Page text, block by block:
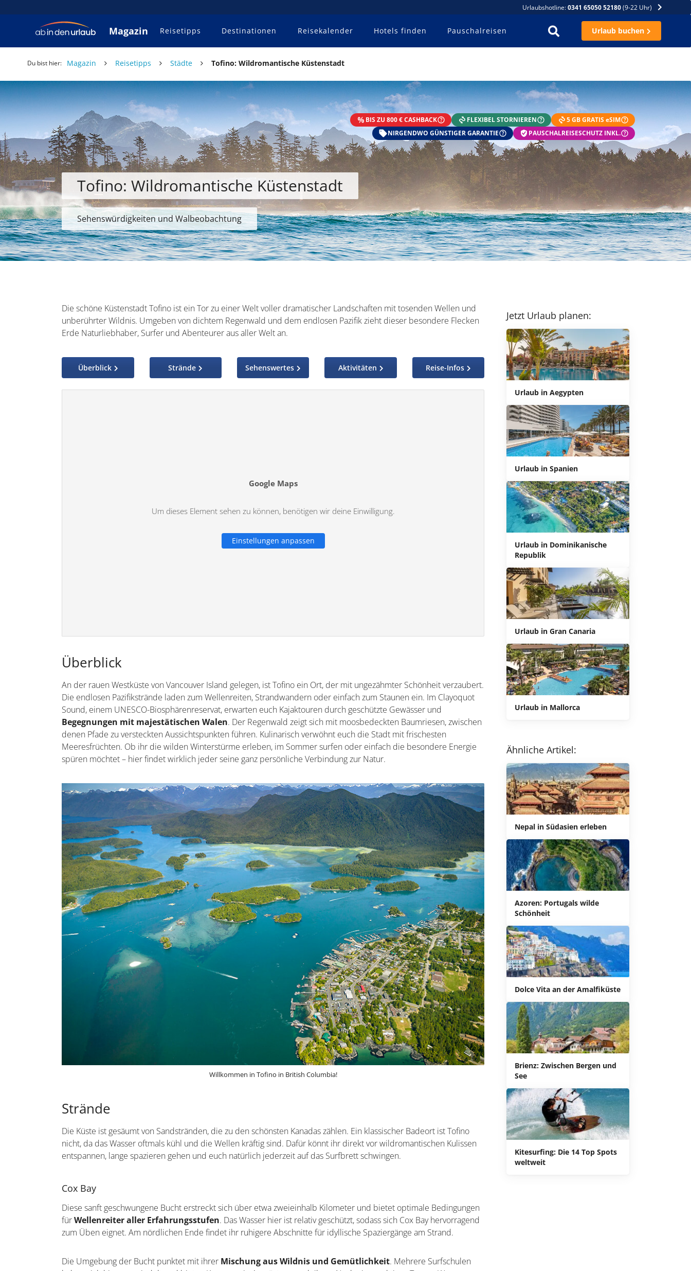
Urlaubshotline:0341 65050 52180(9-22 Uhr)
Magazin Reisetipps Destinationen Reisekalender Hotels finden Pauschalreisen Urlaub buchen
Du bist hier: Magazin Reisetipps Städte Tofino: Wildromantische Küstenstadt
BIS ZU 800 € CASHBACK FLEXIBEL STORNIEREN
5 GB GRATIS eSIM
NIRGENDWO GÜNSTIGER GARANTIE
PAUSCHALREISESCHUTZ INKL.
Tofino: Wildromantische Küstenstadt
Sehenswürdigkeiten und Walbeobachtung
Die schöne Küstenstadt Tofino ist ein Tor zu einer Welt voller dramatischer Landschaften mit tosenden Wellen und
unberührter Wildnis. Umgeben von dichtem Regenwald und dem endlosen Pazifik zieht dieser besondere Flecken
Erde Naturliebhaber, Surfer und Abenteurer aus aller Welt an.
Überblick Strände Sehenswertes Aktivitäten Reise-Infos
Google Maps
Um dieses Element sehen zu können, benötigen wir deine Einwilligung.
Einstellungen anpassen
Überblick
An der rauen Westküste von Vancouver Island gelegen, ist Tofino ein Ort, der mit ungezähmter Schönheit verzaubert.
Die endlosen Pazifikstrände laden zum Wellenreiten, Strandwandern oder einfach zum Staunen ein. Im Clayoquot
Sound, einem UNESCO-Biosphärenreservat, erwarten euch Kajaktouren durch geschützte Gewässer und
Begegnungen mit majestätischen Walen. Der Regenwald zeigt sich mit moosbedeckten Baumriesen, zwischen
denen Pfade zu versteckten Aussichtspunkten führen. Kulinarisch verwöhnt euch die Stadt mit frischesten
Meeresfrüchten. Ob ihr die wilden Winterstürme erleben, im Sommer surfen oder einfach die besondere Energie
spüren möchtet – hier findet wirklich jeder seine ganz persönliche Verbindung zur Natur.
Willkommen in Tofino in British Columbia!
Strände
Die Küste ist gesäumt von Sandstränden, die zu den schönsten Kanadas zählen. Ein klassischer Badeort ist Tofino
nicht, da das Wasser oftmals kühl und die Wellen kräftig sind. Dafür könnt ihr direkt vor wildromantischen Kulissen
entspannen, lange spazieren gehen und euch natürlich jederzeit auf das Surfbrett schwingen.
Cox Bay
Diese sanft geschwungene Bucht erstreckt sich über etwa zweieinhalb Kilometer und bietet optimale Bedingungen
fürWellenreiter aller Erfahrungsstufen. Das Wasser hier ist relativ geschützt, sodass sich Cox Bay hervorragend
zum Üben eignet. Am nördlichen Ende findet ihr ruhigere Abschnitte für idyllische Spaziergänge am Strand.
Die Umgebung der Bucht punktet mit ihrer Mischung aus Wildnis und Gemütlichkeit. Mehrere Surfschulen
Jetzt Urlaub planen:
Urlaub in Aegypten
Urlaub in Spanien
Urlaub in Dominikanische
Republik
Urlaub in Gran Canaria
Urlaub in Mallorca
Ähnliche Artikel:
Nepal in Südasien erleben
Azoren: Portugals wilde
Schönheit
Dolce Vita an der Amalfiküste
Brienz: Zwischen Bergen und
See
Kitesurfing: Die 14 Top Spots
weltweit